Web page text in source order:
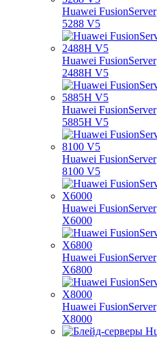
Huawei FusionServer
5288 V5
Huawei FusionServer
2488H V5
Huawei FusionServer
5885H V5
Huawei FusionServer
8100 V5
Huawei FusionServer
X6000
Huawei FusionServer
X6800
Huawei FusionServer
X8000